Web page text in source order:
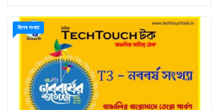
বিশেষ সংখ্যা